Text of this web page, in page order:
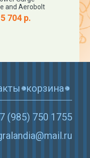
and Aerobolt
704 р.
корзина
(985) 750 1755